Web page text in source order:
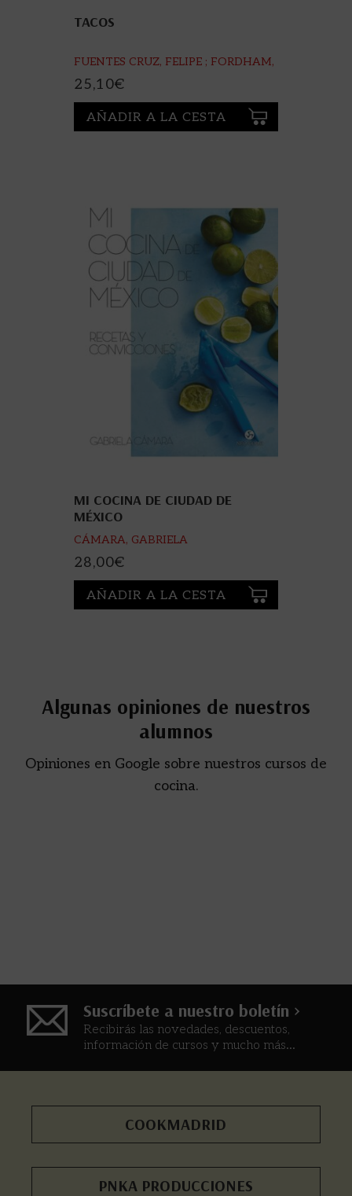
TACOS
FUENTES CRUZ, FELIPE ; FORDHAM,
BEN
25,10€
AÑADIR A LA CESTA
MI COCINA DE CIUDAD DE
MÉXICO
CÁMARA, GABRIELA
28,00€
AÑADIR A LA CESTA
Algunas opiniones de nuestros
alumnos
Opiniones en Google sobre nuestros cursos de
cocina.
Suscríbete a nuestro boletín >
Recibirás las novedades, descuentos,
información de cursos y mucho más...
COOKMADRID
PNKA PRODUCCIONES